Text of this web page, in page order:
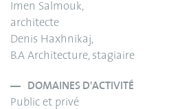
Imen Salmouk,
architecte
Denis Haxhnikaj,
B.A Architecture, stagiaire
DOMAINES D'ACTIVITÉ
Public et privé